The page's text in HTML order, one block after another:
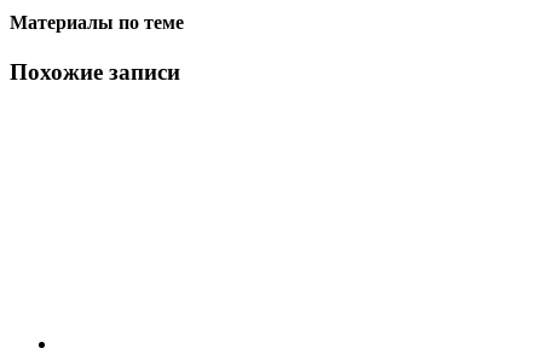
Материалы по теме
Похожие записи